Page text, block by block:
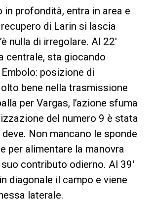
in profondità, entra in area e
di Larin si lascia
nulla di irregolare. Al 22′
centrale, sta giocando
posizione di
bene nella trasmissione
per Vargas, l’azione sfuma
del numero 9 è stata
Non mancano le sponde
per alimentare la manovra
contributo odierno. Al 39′
diagonale il campo e viene
laterale.